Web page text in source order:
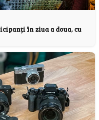
în ziua a doua, cu